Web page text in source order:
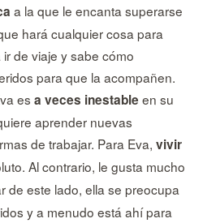
a la que le encanta superarse
hará cualquier cosa para
de viaje y sabe cómo
para que la acompañen.
es a veces inestable en su
aprender nuevas
de trabajar. Para Eva, vivir
Al contrario, le gusta mucho
de este lado, ella se preocupa
y a menudo está ahí para